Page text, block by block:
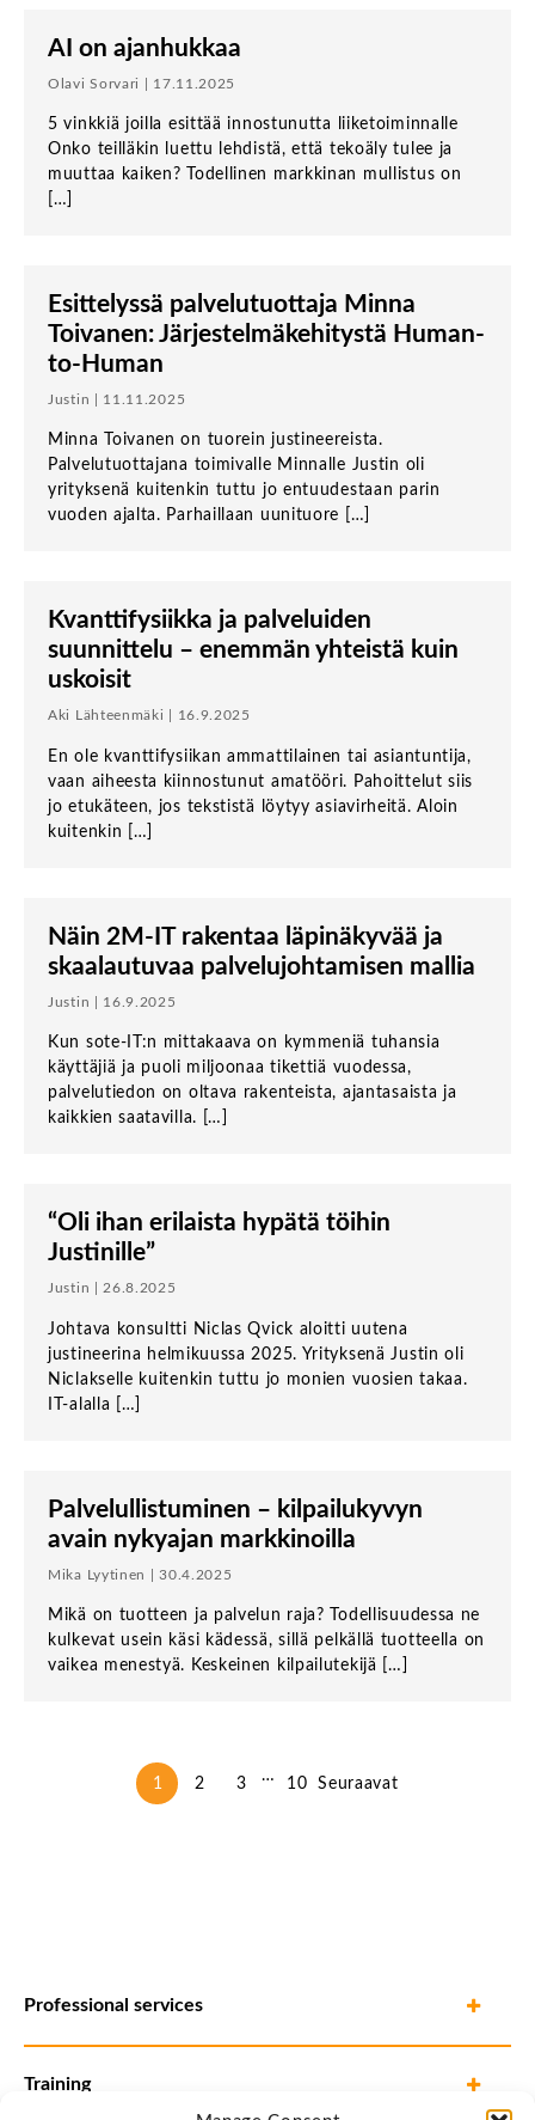
AI on ajanhukkaa
Olavi Sorvari | 17.11.2025
5 vinkkiä joilla esittää innostunutta liiketoiminnalle
Onko teilläkin luettu lehdistä, että tekoäly tulee ja
muuttaa kaiken? Todellinen markkinan mullistus on
[…]
Esittelyssä palvelutuottaja Minna
Toivanen: Järjestelmäkehitystä Human-
to-Human
Justin | 11.11.2025
Minna Toivanen on tuorein justineereista.
Palvelutuottajana toimivalle Minnalle Justin oli
yrityksenä kuitenkin tuttu jo entuudestaan parin
vuoden ajalta. Parhaillaan uunituore […]
Kvanttifysiikka ja palveluiden
suunnittelu – enemmän yhteistä kuin
uskoisit
Aki Lähteenmäki | 16.9.2025
En ole kvanttifysiikan ammattilainen tai asiantuntija,
vaan aiheesta kiinnostunut amatööri. Pahoittelut siis
jo etukäteen, jos tekstistä löytyy asiavirheitä. Aloin
kuitenkin […]
Näin 2M-IT rakentaa läpinäkyvää ja
skaalautuvaa palvelujohtamisen mallia
Justin | 16.9.2025
Kun sote-IT:n mittakaava on kymmeniä tuhansia
käyttäjiä ja puoli miljoonaa tikettiä vuodessa,
palvelutiedon on oltava rakenteista, ajantasaista ja
kaikkien saatavilla. […]
“Oli ihan erilaista hypätä töihin
Justinille”
Justin | 26.8.2025
Johtava konsultti Niclas Qvick aloitti uutena
justineerina helmikuussa 2025. Yrityksenä Justin oli
Niclakselle kuitenkin tuttu jo monien vuosien takaa.
IT-alalla […]
Palvelullistuminen – kilpailukyvyn
avain nykyajan markkinoilla
Mika Lyytinen | 30.4.2025
Mikä on tuotteen ja palvelun raja? Todellisuudessa ne
kulkevat usein käsi kädessä, sillä pelkällä tuotteella on
vaikea menestyä. Keskeinen kilpailutekijä […]
1 2 3 … 10 Seuraavat
Professional services
Training